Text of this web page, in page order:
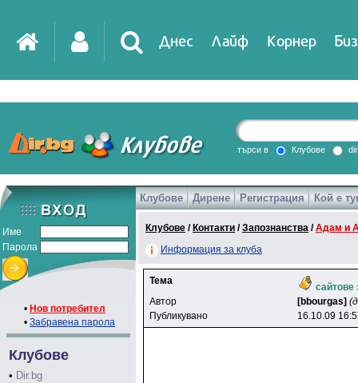
Днес Лайф Корнер
DirTV Impressio
Games
търси в Клубове
Име
Парола
• Нов потребител
• Забравена парола
Клубове
• Dir.bg
Клубове Дирене Регистрация Кой е
Клубове / Контакти /Запознанства /Адам и
Информация за клуба
Тема
сайтове
Автор
[bbourgas]
Публикувано
16.10.09